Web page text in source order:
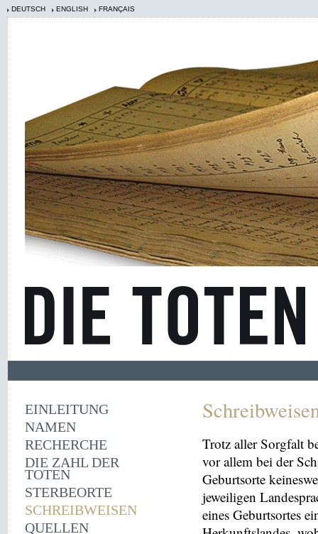
DEUTSCH ENGLISH FRANÇAIS
EINLEITUNG
NAMEN
RECHERCHE
DIE ZAHL DER
TOTEN
STERBEORTE
SCHREIBWEISEN
QUELLEN
Trotz aller Sorgfalt
vor allem bei der
Geburtsorte
jeweiligen
eines Geburtsortes